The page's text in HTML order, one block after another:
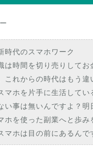
時代のスマホワーク
は時間を切り売りしてお
これからの時代はもう違
マホを片手に生活してい
い事は無いんですよ？明
ホを使った副業へと歩み
マホは目の前にあるんで